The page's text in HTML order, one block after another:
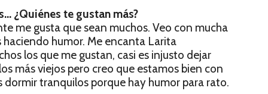
¿Quiénes te gustan más?
me gusta que sean muchos. Veo con mucha
humor. Me encanta Larita
los que me gustan, casi es injusto dejar
más viejos pero creo que estamos bien con
tranquilos porque hay humor para rato.